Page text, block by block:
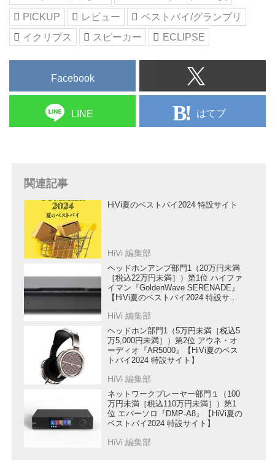
が選ぶ、本当のお買い得なAV機
器＆オーディオ製品はこれだ！ -
Stereo Sound ONLINE
PICKUP
レビュー
ベストバイ/グランプリ
イクリプス
スピーカー ECLIPSE
Facebook
LINE はてブ
関連記事
HiVi夏のベストバイ2024 特設サイト
HiVi 編集部
ヘッドホンアンプ部門1（20万円未満
［税込22万円未満］）第1位 ハイファ
イマン『GoldenWave SERENADE』
【HiVi夏のベストバイ2024 特設サイ
HiVi 編集部
ヘッドホン部門1（5万円未満［税込5
万5,000円未満］）第2位 アウネ・オ
ーディオ『AR5000』【HiVi夏のベス
トバイ2024 特設サイト】
HiVi 編集部
ネットワークプレーヤー部門１（100
万円未満［税込110万円未満］）第1
位 エバーソロ『DMP-A8』【HiVi夏の
ベストバイ2024 特設サイト】
HiVi 編集部